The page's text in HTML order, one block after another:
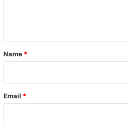
*
Name *
Email *